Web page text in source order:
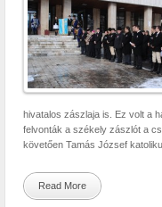
hivatalos zászlaja is. Ez volt a
felvonták a székely zászlót a
követően Tamás József
Read More